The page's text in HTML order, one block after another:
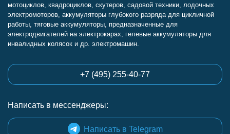
мотоциклов, квадроциклов, скутеров, садовой техники, лодочных
электромоторов, аккумуляторы глубокого разряда для цикличной
работы, тяговые аккумуляторы, предназначенные для
электродвигателей на электрокарах, гелевые аккумуляторы для
инвалидных колясок и др. электромашин.
+7 (495) 255-40-77
Написать в мессенджеры:
Написать в Telegram